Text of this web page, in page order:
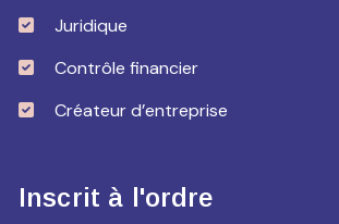
Juridique
Contrôle financier
Créateur d’entreprise
Inscrit à l'ordre